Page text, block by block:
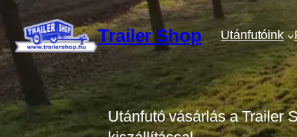
Ugrás
tartalomhoz
Trailer Shop Utánfutóink
Utánfutó vásárlás a Trailer